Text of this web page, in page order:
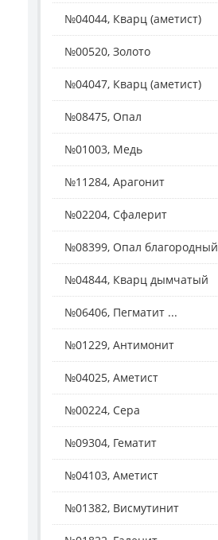
№04044, Кварц (аметист)
№00520, Золото
№04047, Кварц (аметист)
№08475, Опал
№01003, Медь
№11284, Арагонит
№02204, Сфалерит
№08399, Опал благородный
№04844, Кварц дымчатый
№06406, Пегматит ...
№01229, Антимонит
№04025, Аметист
№00224, Сера
№09304, Гематит
№04103, Аметист
№01382, Висмутинит